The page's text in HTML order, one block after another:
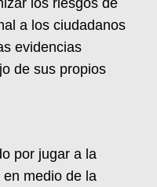
a los ciudadanos
evidencias
de sus propios
por jugar a la
medio de la